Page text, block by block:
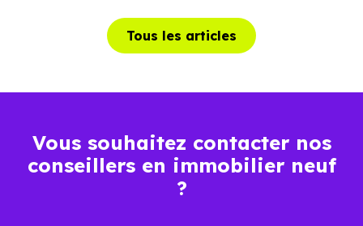
Tous les articles
Vous souhaitez contacter nos
conseillers en immobilier neuf
?